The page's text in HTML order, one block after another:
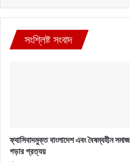
সংশ্লিষ্ট সংবাদ
ফ্যাসিবাদমুক্ত বাংলাদেশ এবং বৈষম্যহীন সমাজ
গড়ার প্রত্যয়